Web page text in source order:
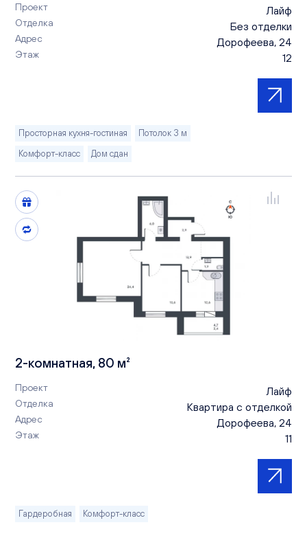
Проект Лайф
Отделка Без отделки
Адрес Дорофеева, 24
Этаж 12
Просторная кухня-гостиная
Потолок 3 м
Комфорт-класс
Дом сдан
2-комнатная, 80 м²
Проект Лайф
Отделка Квартира с отделкой
Адрес Дорофеева, 24
Этаж 11
Гардеробная Комфорт-класс